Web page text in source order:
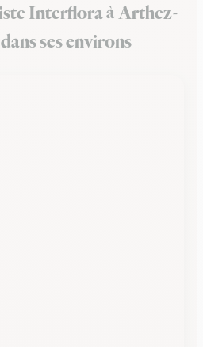
Interflora à Arthez-
ses environs